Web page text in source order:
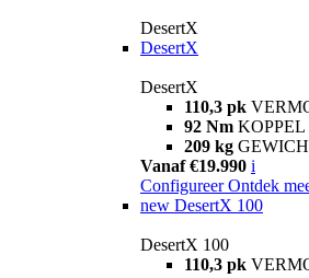
DesertX
DesertX
DesertX
110,3 pk
92 Nm KOPPEL
209 kg
Vanaf €19.990 i
Configureer Ontdek
new DesertX 100
DesertX 100
110,3 pk